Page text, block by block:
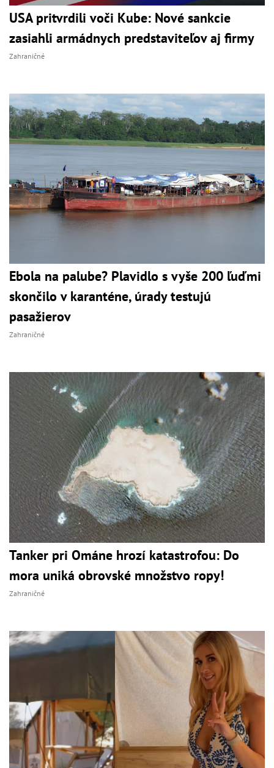
USA pritvrdili voči Kube: Nové sankcie
zasiahli armádnych predstaviteľov aj firmy
Zahraničné
Ebola na palube? Plavidlo s vyše 200 ľuďmi
skončilo v karanténe, úrady testujú
pasažierov
Zahraničné
Tanker pri Ománe hrozí katastrofou: Do
mora uniká obrovské množstvo ropy!
Zahraničné